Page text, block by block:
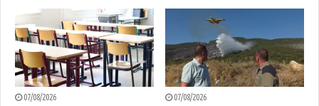
07/08/2026 07/08/2026